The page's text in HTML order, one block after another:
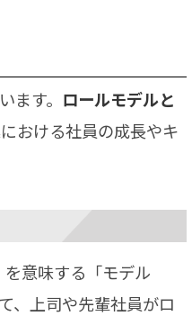
す。 ロールモデルと
おける社員の成長やキ
意味する「モデル
、上司や先輩社員がロ